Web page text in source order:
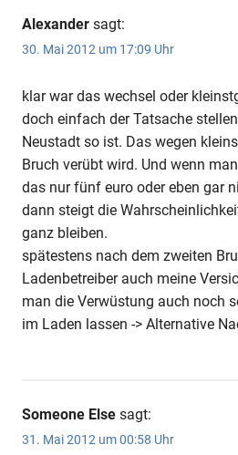
Alexander sagt:
30. Mai 2012 um 17:09 Uhr
klar war das wechsel oder
doch einfach der Tatsache
Neustadt so ist. Das wegen
Bruch verübt wird. Und wenn
das nur fünf euro oder eben gar
dann steigt die
ganz bleiben.
spätestens nach dem zweiten
Ladenbetreiber auch meine
man die Verwüstung auch noch
im Laden lassen -> Alternative
Someone Else sagt:
31. Mai 2012 um 00:58 Uhr